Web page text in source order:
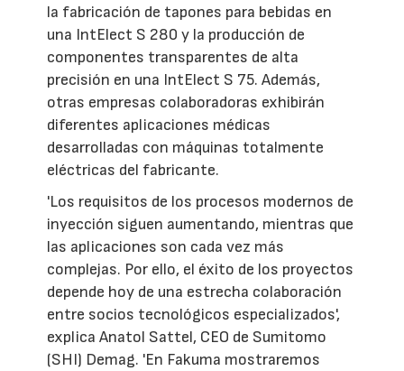
la fabricación de tapones para bebidas en
una IntElect S 280 y la producción de
componentes transparentes de alta
precisión en una IntElect S 75. Además,
otras empresas colaboradoras exhibirán
diferentes aplicaciones médicas
desarrolladas con máquinas totalmente
eléctricas del fabricante.
'Los requisitos de los procesos modernos de
inyección siguen aumentando, mientras que
las aplicaciones son cada vez más
complejas. Por ello, el éxito de los proyectos
depende hoy de una estrecha colaboración
entre socios tecnológicos especializados',
explica Anatol Sattel, CEO de Sumitomo
(SHI) Demag. 'En Fakuma mostraremos